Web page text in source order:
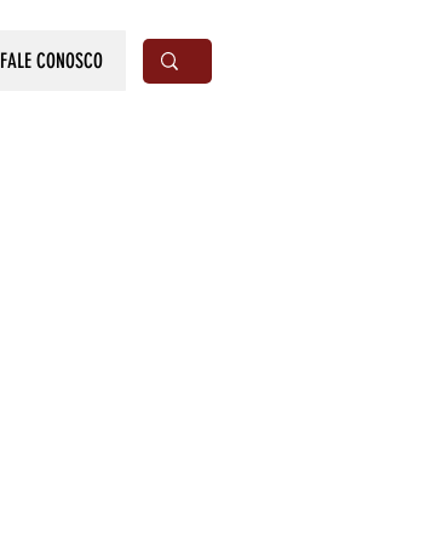
FALE CONOSCO